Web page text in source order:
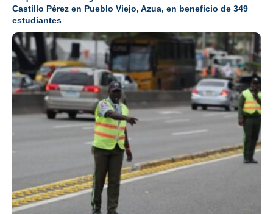
Castillo Pérez en Pueblo Viejo, Azua, en beneficio de 349
estudiantes